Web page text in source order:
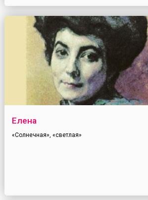
Елена
«Солнечная», «светлая»